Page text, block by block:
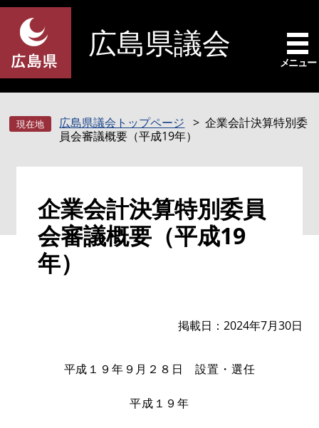
ペ
先
頭
す
メ
を
飛
し
広島県議会
メニュー
広島県議会トップページ
企業会計決算特別委
員会審議概要（平成19年）
企業会計決算特別委員
会審議概要（平成19
年）
掲載日 2024年7月30日
平成１９年９月２８日 設置・選任
平成１９年